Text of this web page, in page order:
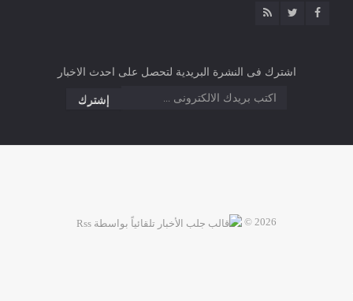
اشترك فى النشرة البريدية لتحصل على احدث الاخبار
2026 ©